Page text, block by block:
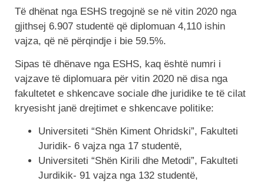
Të dhënat nga ESHS tregojnë se në vitin 2020 nga
gjithsej 6.907 studentë që diplomuan 4,110 ishin
vajza, që në përqindje i bie 59.5%.
Sipas të dhënave nga ESHS, kaq është numri i
vajzave të diplomuara për vitin 2020 në disa nga
fakultetet e shkencave sociale dhe juridike te të cilat
kryesisht janë drejtimet e shkencave politike:
Universiteti “Shën Kiment Ohridski”, Fakulteti
Juridik- 6 vajza nga 17 studentë,
Universiteti “Shën Kirili dhe Metodi”, Fakulteti
Jurdikik- 91 vajza nga 132 studentë,